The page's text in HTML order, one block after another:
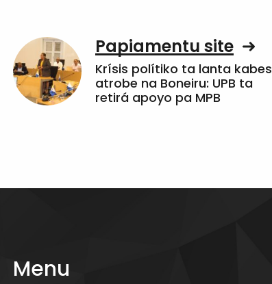
Papiamentu site
Krísis polítiko ta lanta kabes
atrobe na Boneiru: UPB ta
retirá apoyo pa MPB
Menu